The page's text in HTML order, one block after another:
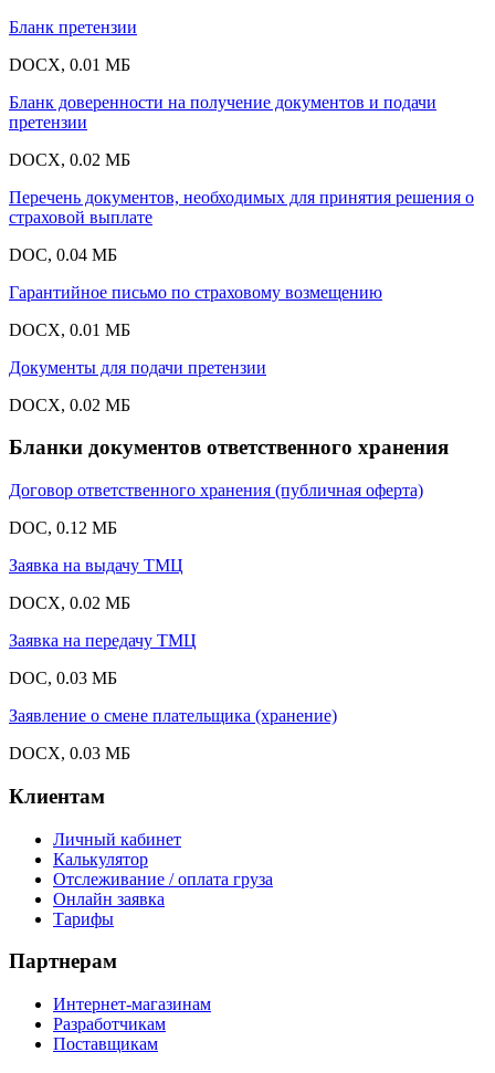
Бланк претензии
DOCX, 0.01 МБ
Бланк доверенности на получение документов и подачи
претензии
DOCX, 0.02 МБ
Перечень документов, необходимых для принятия решения о
страховой выплате
DOC, 0.04 МБ
Гарантийное письмо по страховому возмещению
DOCX, 0.01 МБ
Документы для подачи претензии
DOCX, 0.02 МБ
Бланки документов ответственного хранения
Договор ответственного хранения (публичная оферта)
DOC, 0.12 МБ
Заявка на выдачу ТМЦ
DOCX, 0.02 МБ
Заявка на передачу ТМЦ
DOC, 0.03 МБ
Заявление о смене плательщика (хранение)
DOCX, 0.03 МБ
Клиентам
Личный кабинет
Калькулятор
Отслеживание / оплата груза
Онлайн заявка
Тарифы
Партнерам
Интернет-магазинам
Разработчикам
Поставщикам